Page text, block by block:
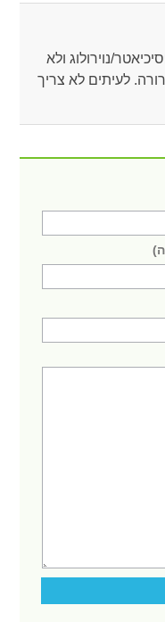
נוירולוג ולא
לעיתים לא צריך